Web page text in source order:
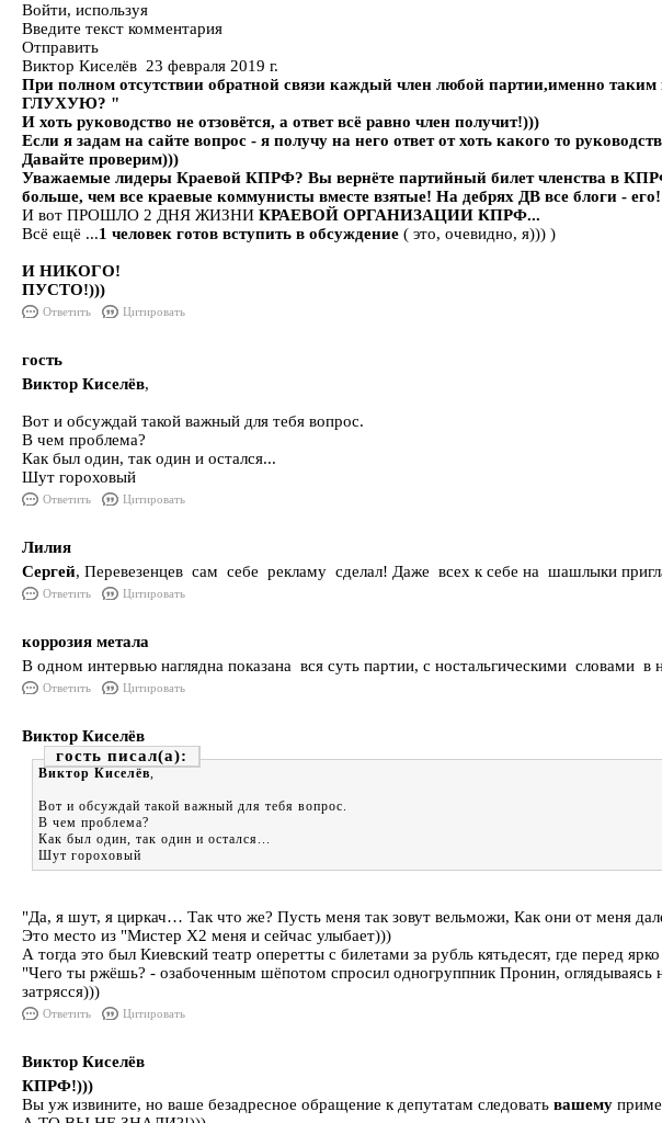
Войти, используя
Введите текст комментария
Отправить
Виктор Киселёв 23 февраля 2019 г.
При полном отсутствии обратной связи каждый член любой партии,именно
ГЛУХУЮ? "
И хоть руководство не отзовётся, а ответ всё равно член получит!)))
Если я задам на сайте вопрос - я получу на него ответ от хоть какого то
Давайте проверим)))
Уважаемые лидеры Краевой КПРФ? Вы вернёте партийный билет членства в
больше, чем все краевые коммунисты вместе взятые! На дебрях ДВ все блоги -
И вот ПРОШЛО 2 ДНЯ ЖИЗНИ КРАЕВОЙ ОРГАНИЗАЦИИ КПРФ...
Всё ещё ...1 человек готов вступить в обсуждение ( это, очевидно, я))) )
И НИКОГО!
ПУСТО!)))
Ответить Цитировать
гость
Виктор Киселёв,
Вот и обсуждай такой важный для тебя вопрос.
В чем проблема?
Как был один, так один и остался...
Шут гороховый
Ответить Цитировать
Лилия
Сергей, Перевезенцев сам себе рекламу сделал! Даже всех к себе на шашлыки
Ответить Цитировать
коррозия метала
В одном интервью наглядна показана вся суть партии, с ностальгическими словами
Ответить Цитировать
Виктор Киселёв
гость
Виктор Киселёв,
Вот и обсуждай такой важный для тебя вопрос.
В чем проблема?
Как был один, так один и остался...
Шут гороховый
"Да, я шут, я циркач… Так что же? Пусть меня так зовут вельможи, Как они от меня
Это место из "Мистер Х2 меня и сейчас улыбает)))
А тогда это был Киевский театр оперетты с билетами за рубль кятьдесят, где перед
"Чего ты ржёшь? - озабоченным шёпотом спросил одногруппник Пронин,
затрясся)))
Ответить Цитировать
Виктор Киселёв
КПРФ!)))
Вы уж извините, но ваше безадресное обращение к депутатам следовать вашему